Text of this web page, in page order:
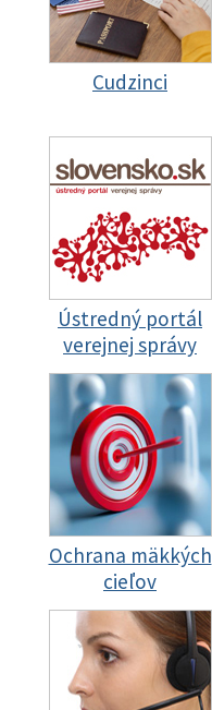
Cudzinci
Ústredný portál
verejnej správy
Ochrana mäkkých
cieľov